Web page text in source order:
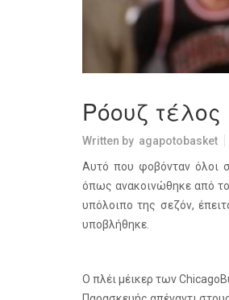
Ρόουζ
Written by agapotobasket
Αυτό που φοβόνταν όλοι
όπως ανακοινώθηκε από το
υπόλοιπο της σεζόν,
υποβλήθηκε.
Ο πλέι μέικερ τωνChicago